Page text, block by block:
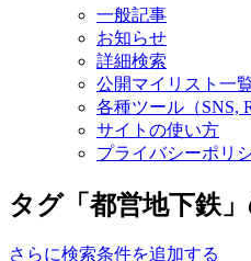
一般記事
お知らせ
詳細検索
公開マイリスト一
各種ツール（SNS,
サイトの使い方
プライバシーポリ
タグ「都営地下鉄
さらに検索条件を追加する